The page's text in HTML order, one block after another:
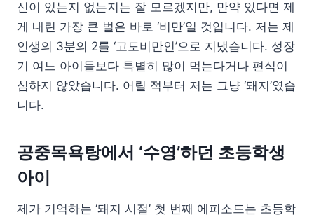
신이 있는지 없는지는 잘 모르겠지만, 만약 있다면 제
게 내린 가장 큰 벌은 바로 ‘비만’일 것입니다. 저는 제
인생의 3분의 2를 ‘고도비만인’으로 지냈습니다. 성장
기 여느 아이들보다 특별히 많이 먹는다거나 편식이
심하지 않았습니다. 어릴 적부터 저는 그냥 ‘돼지’였습
니다.
공중목욕탕에서 ‘수영’하던 초등학생
아이
제가 기억하는 ‘돼지 시절’ 첫 번째 에피소드는 초등학